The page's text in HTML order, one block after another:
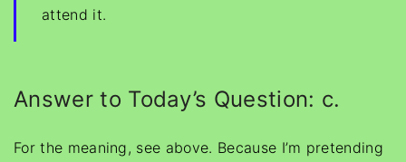
attend it.
Answer to Today’s Question: c.
For the meaning, see above. Because I’m pretending